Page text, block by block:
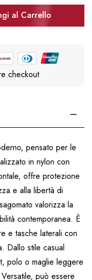
al Carrello
checkout
pensato per le
in nylon con
offre protezione
e alla libertà di
valorizza la
contemporanea. È
e tasche laterali con
Dallo stile casual
polo o maglie leggere
può essere